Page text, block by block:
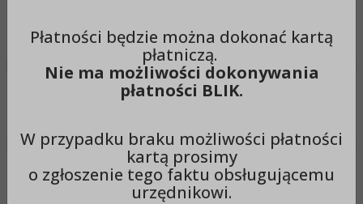
Aleksandrowie Kujawskim
Menu
Płatności będzie można dokonać kartą
płatniczą.
Nie ma możliwości dokonywania
płatności BLIK.
W przypadku braku możliwości płatności
kartą prosimy
o zgłoszenie tego faktu obsługującemu
urzędnikowi.